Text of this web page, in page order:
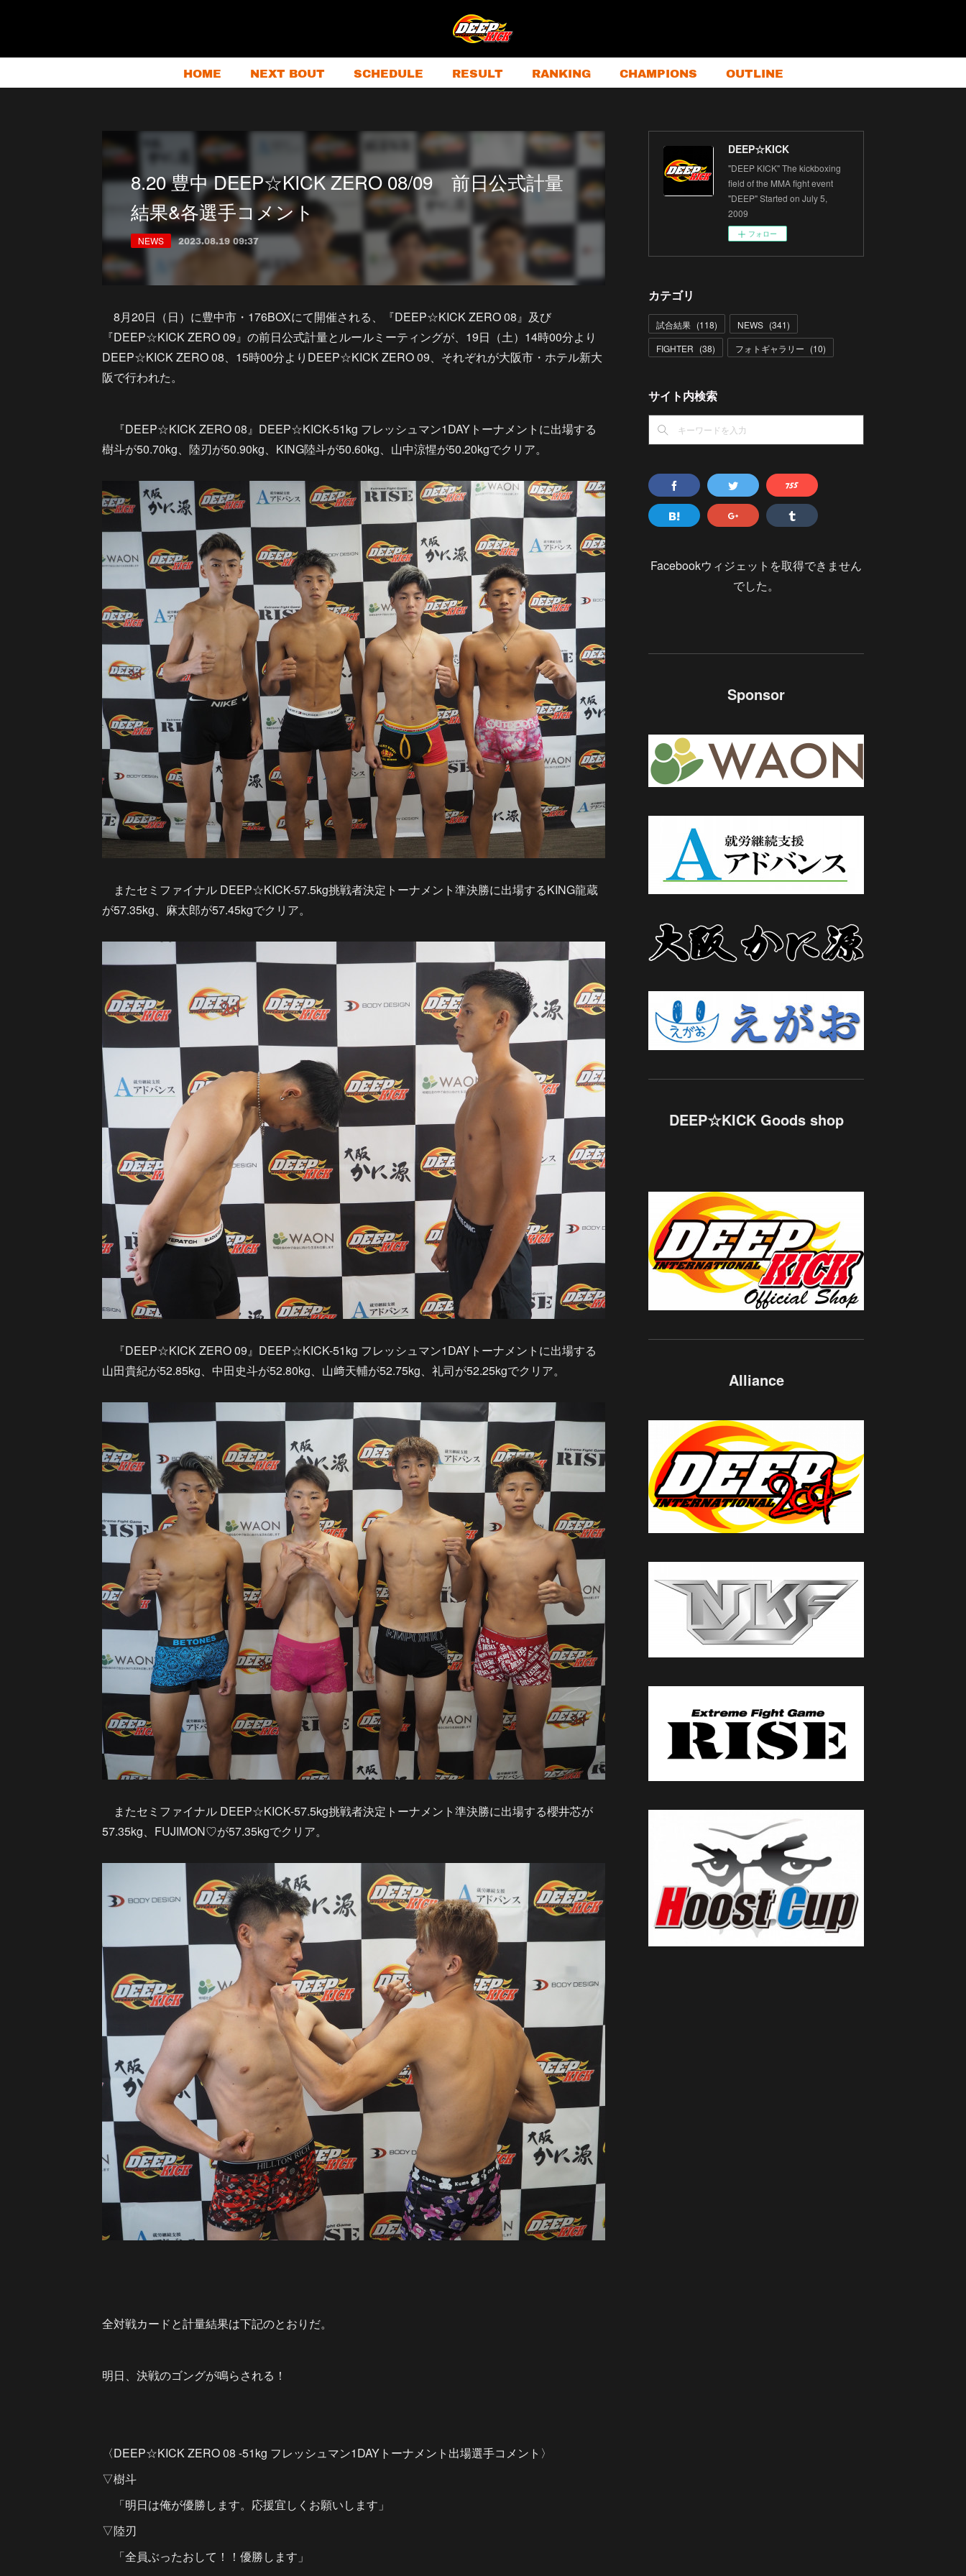
HOME NEXT BOUT SCHEDULE RESULT RANKING CHAMPIONS OUTLINE
8.20 豊中 DEEP☆KICK ZERO 08/09 前日公式計量
結果&各選手コメント
NEWS 2023.08.19 09:37
8月20日（日）に豊中市・176BOXにて開催される、『DEEP☆KICK ZERO 08』及び
『DEEP☆KICK ZERO 09』の前日公式計量とルールミーティングが、19日（土）14時00分より
DEEP☆KICK ZERO 08、15時00分よりDEEP☆KICK ZERO 09、それぞれが大阪市・ホテル新大
阪で行われた。
『DEEP☆KICK ZERO 08』DEEP☆KICK-51kg フレッシュマン1DAYトーナメントに出場する
樹斗が50.70kg、陸刃が50.90kg、KING陸斗が50.60kg、山中涼惺が50.20kgでクリア。
またセミファイナル DEEP☆KICK-57.5kg挑戦者決定トーナメント準決勝に出場するKING龍蔵
が57.35kg、麻太郎が57.45kgでクリア。
『DEEP☆KICK ZERO 09』DEEP☆KICK-51kg フレッシュマン1DAYトーナメントに出場する
山田貴紀が52.85kg、中田史斗が52.80kg、山﨑天輔が52.75kg、礼司が52.25kgでクリア。
またセミファイナル DEEP☆KICK-57.5kg挑戦者決定トーナメント準決勝に出場する櫻井芯が
57.35kg、FUJIMON♡が57.35kgでクリア。
全対戦カードと計量結果は下記のとおりだ。
明日、決戦のゴングが鳴らされる！
〈DEEP☆KICK ZERO 08 -51kg フレッシュマン1DAYトーナメント出場選手コメント〉
▽樹斗
「明日は俺が優勝します。応援宜しくお願いします」
▽陸刃
「全員ぶったおして！！優勝します」
DEEP☆KICK
"DEEP KICK" The kickboxing
field of the MMA fight event
"DEEP" Started on July 5,
2009
フォロー
カテゴリ
試合結果 (118) NEWS (341)
FIGHTER (38) フォトギャラリー (10)
サイト内検索
Facebookウィジェットを取得できません
でした。
Sponsor
DEEP☆KICK Goods shop
Alliance